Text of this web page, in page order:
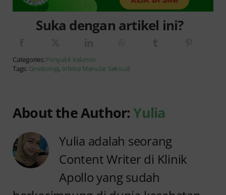
Suka dengan artikel ini?
Categories: Penyakit Kelamin
Tags: Ginekologi, Infeksi Menular Seksual
About the Author:Yulia
Yulia adalah seorang
Content Writer di Klinik
Apollo yang sudah